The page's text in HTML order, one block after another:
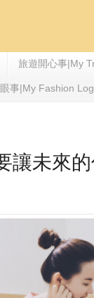
旅遊開心事|My
事|My Fashion Log
讓未來